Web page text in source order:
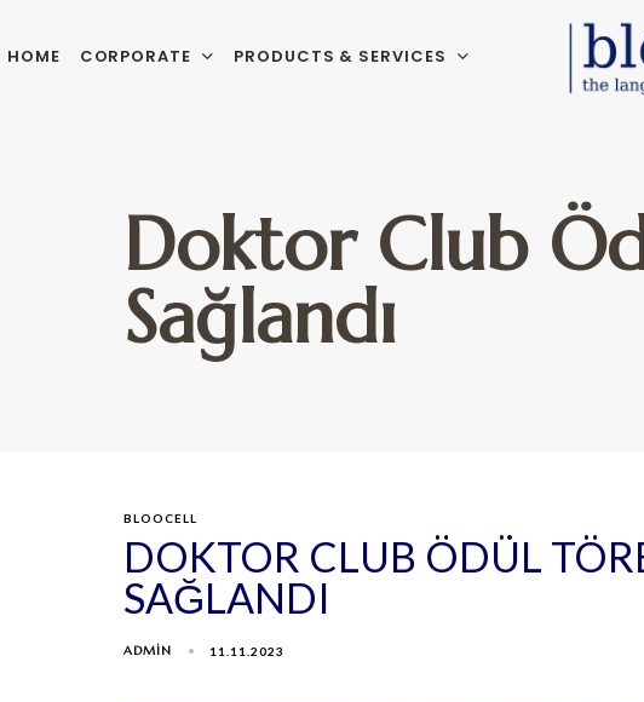
HOME CORPORATE PRODUCTS & SERVICES
Doktor Club
Sağlandı
BLOOCELL
DOKTOR CLUB ÖDÜL
SAĞLANDI
ADMIN 11.11.2023